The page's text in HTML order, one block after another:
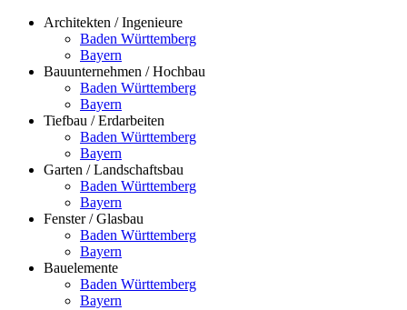
Architekten / Ingenieure
Baden Württemberg
Bayern
Bauunternehmen / Hochbau
Baden Württemberg
Bayern
Tiefbau / Erdarbeiten
Baden Württemberg
Bayern
Garten / Landschaftsbau
Baden Württemberg
Bayern
Fenster / Glasbau
Baden Württemberg
Bayern
Bauelemente
Baden Württemberg
Bayern